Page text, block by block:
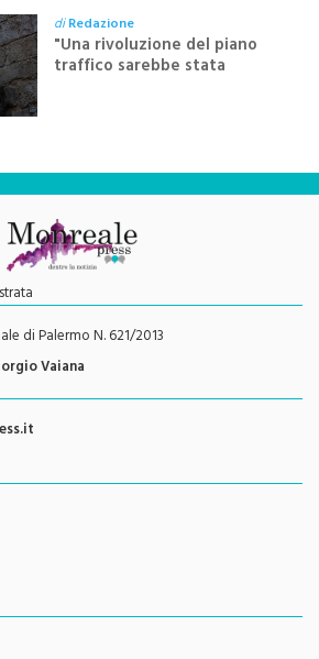
"Una rivoluzione del piano
traffico sarebbe stata
efficace se preceduta da
una rivoluzione culturale"
di Palermo N. 621/2013
Vaiana